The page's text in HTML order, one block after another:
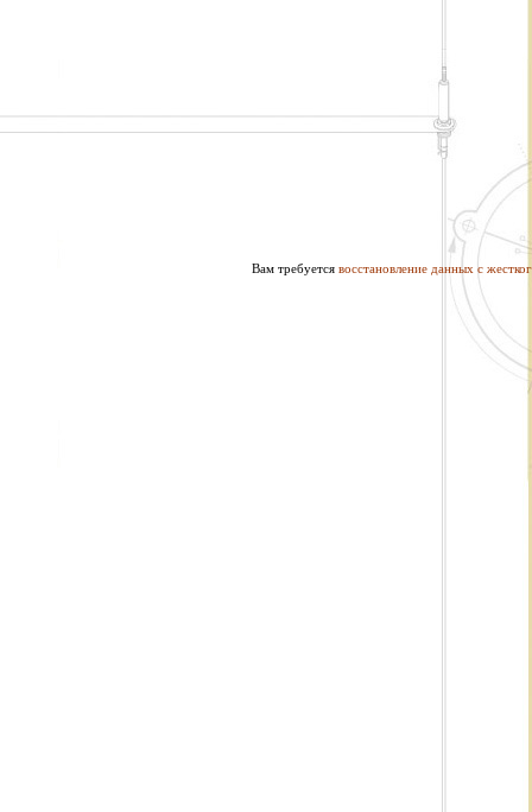
Вам требуется восстановление данных с